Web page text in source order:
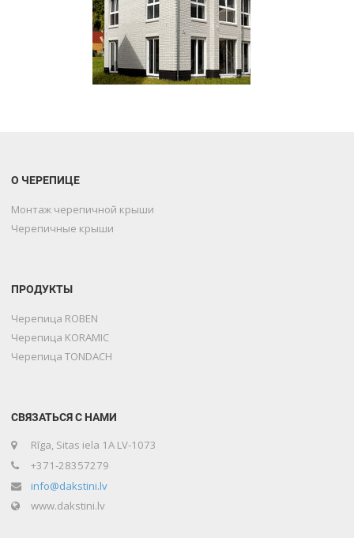
О ЧЕРЕПИЦЕ
Монтаж черепичной крыши
Черепичные крыши
ПРОДУКТЫ
Черепица ROBEN
Черепица KORAMIC
Черепица TONDACH
СВЯЗАТЬСЯ С НАМИ
Rīga, Sitas iela 1A LV-1073
+371-28357279
info@dakstini.lv
www.dakstini.lv